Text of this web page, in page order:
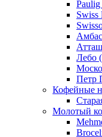
Paulig
Swiss
Лебо
Петр
Кофейные
Молотый